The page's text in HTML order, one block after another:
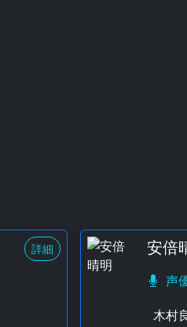
詳細 安倍
声
木村